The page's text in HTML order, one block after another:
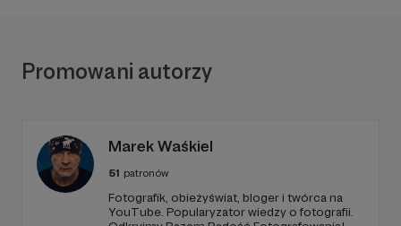
Promowani autorzy
Marek Waśkiel
51 patronów
Fotografik, obieżyświat, bloger i twórca na
YouTube. Popularyzator wiedzy o fotografii.